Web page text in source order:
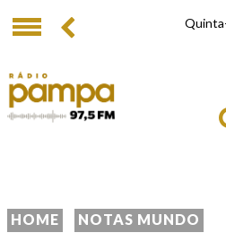
HOME NOTAS MUNDO